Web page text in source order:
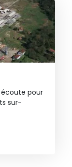
écoute pour
sur-